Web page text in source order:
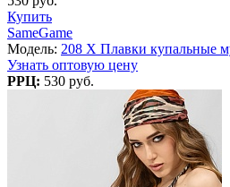
Купить
SameGame
Модель: 208 X Плавки купальные
Узнать оптовую цену
РРЦ: 530 руб.